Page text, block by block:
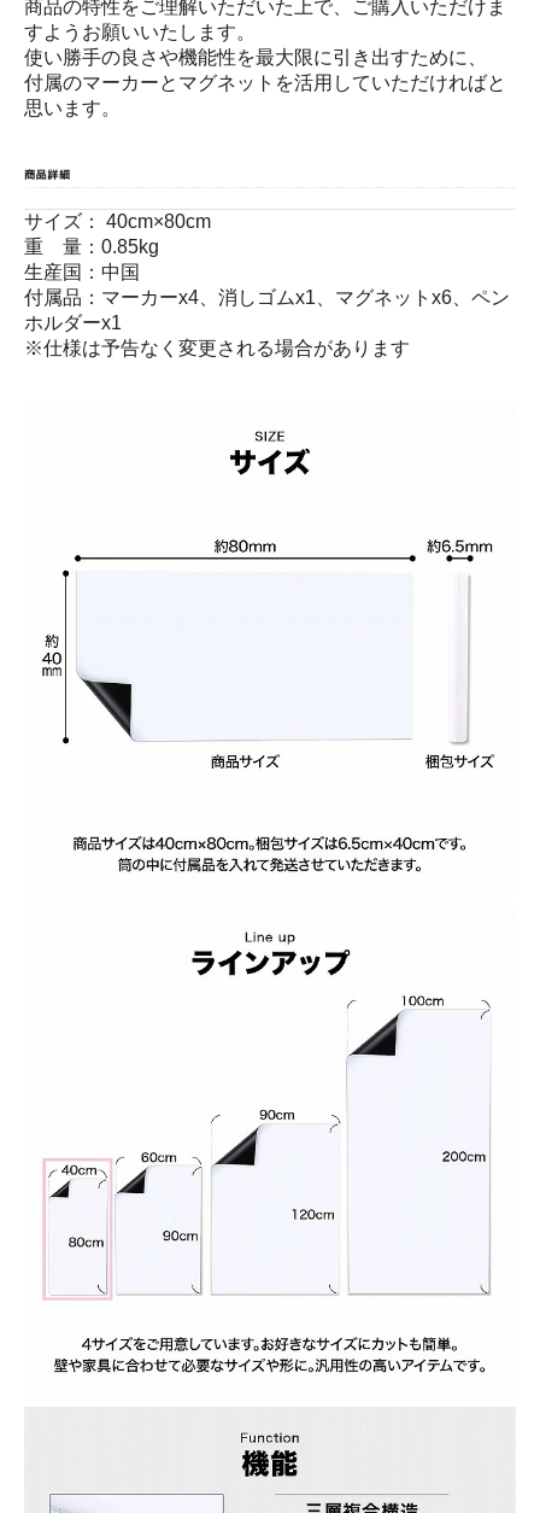
商品の特性をご理解いただいた上で、ご購入いただけま
すようお願いいたします。
使い勝手の良さや機能性を最大限に引き出すために、
付属のマーカーとマグネットを活用していただければと
思います。
サイズ： 40cm×80cm
重 量：0.85kg
生産国：中国
付属品：マーカーx4、消しゴムx1、マグネットx6、ペン
ホルダーx1
※仕様は予告なく変更される場合があります